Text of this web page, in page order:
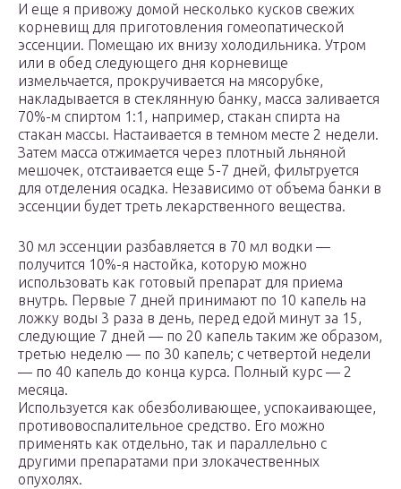
И еще я привожу домой несколько кусков свежих
корневищ для приготовления гомеопатической
эссенции. Помещаю их внизу холодильника. Утром
или в обед следующего дня корневище
измельчается, прокручивается на мясорубке,
накладывается в стеклянную банку, масса заливается
70%-м спиртом 1:1, например, стакан спирта на
стакан массы. Настаивается в темном месте 2 недели.
Затем масса отжимается через плотный льняной
мешочек, отстаивается еще 5-7 дней, фильтруется
для отделения осадка. Независимо от объема банки в
эссенции будет треть лекарственного вещества.
30 мл эссенции разбавляется в 70 мл водки —
получится 10%-я настойка, которую можно
использовать как готовый препарат для приема
внутрь. Первые 7 дней принимают по 10 капель на
ложку воды 3 раза в день, перед едой минут за 15,
следующие 7 дней — по 20 капель таким же образом,
третью неделю — по 30 капель; с четвертой недели
— по 40 капель до конца курса. Полный курс — 2
месяца.
Используется как обезболивающее, успокаивающее,
противовоспалительное средство. Его можно
применять как отдельно, так и параллельно с
другими препаратами при злокачественных
опухолях.